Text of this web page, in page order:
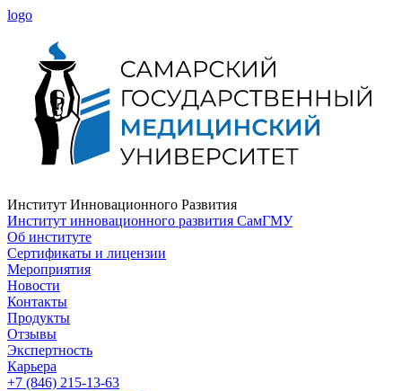
logo
Институт Инновационного Развития
Институт инновационного развития СамГМУ
Об институте
Сертификаты и лицензии
Мероприятия
Новости
Контакты
Продукты
Отзывы
Экспертность
Карьера
+7 (846) 215-13-63